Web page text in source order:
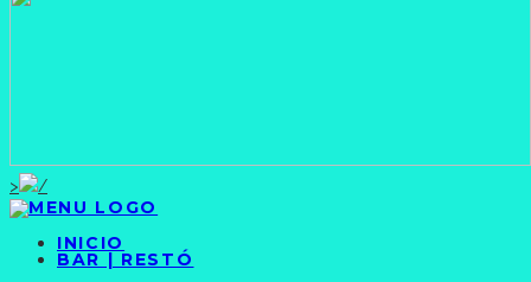
>
INICIO
BAR | RESTÓ